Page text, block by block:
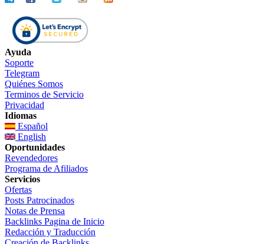
Ayuda
Soporte
Telegram
Quiénes Somos
Terminos de Servicio
Privacidad
Idiomas
Español
English
Oportunidades
Revendedores
Programa de Afiliados
Servicios
Ofertas
Posts Patrocinados
Notas de Prensa
Backlinks Pagina de Inicio
Redacción y Traducción